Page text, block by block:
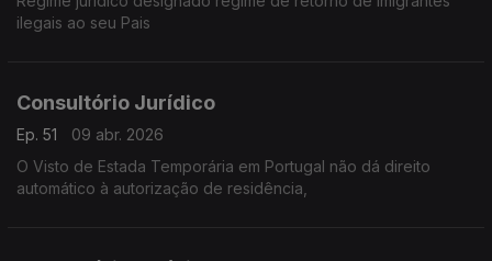
ilegais ao seu Pais
Consultório Jurídico
Ep. 51
09 abr. 2026
O Visto de Estada Temporária em Portugal não dá direito
automático à autorização de residência,